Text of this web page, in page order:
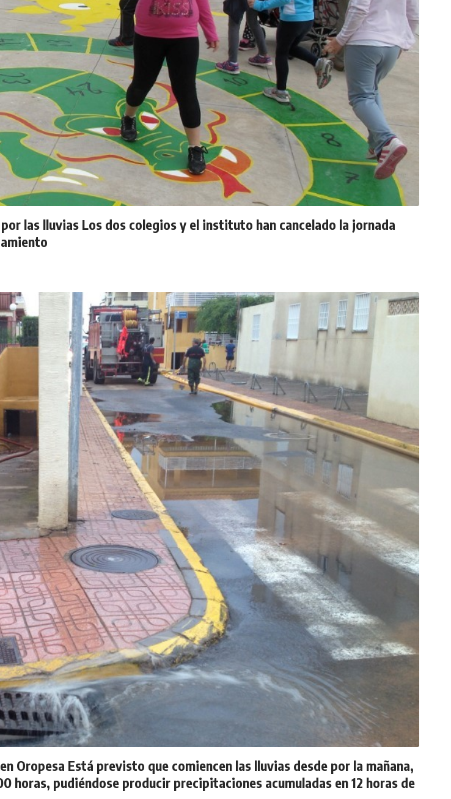
las lluvias Los dos colegios y el instituto han cancelado la jornada
Oropesa Está previsto que comiencen las lluvias desde por la mañana,
horas, pudiéndose producir precipitaciones acumuladas en 12 horas de